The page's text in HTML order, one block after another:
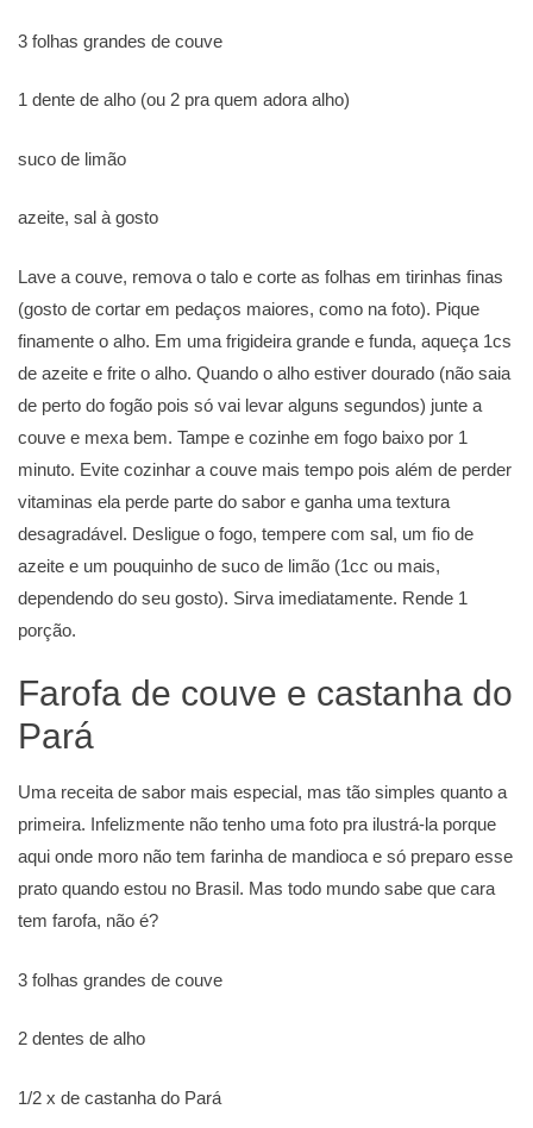
3 folhas grandes de couve
1 dente de alho (ou 2 pra quem adora alho)
suco de limão
azeite, sal à gosto
Lave a couve, remova o talo e corte as folhas em tirinhas finas
(gosto de cortar em pedaços maiores, como na foto). Pique
finamente o alho. Em uma frigideira grande e funda, aqueça 1cs
de azeite e frite o alho. Quando o alho estiver dourado (não saia
de perto do fogão pois só vai levar alguns segundos) junte a
couve e mexa bem. Tampe e cozinhe em fogo baixo por 1
minuto. Evite cozinhar a couve mais tempo pois além de perder
vitaminas ela perde parte do sabor e ganha uma textura
desagradável. Desligue o fogo, tempere com sal, um fio de
azeite e um pouquinho de suco de limão (1cc ou mais,
dependendo do seu gosto). Sirva imediatamente. Rende 1
porção.
Farofa de couve e castanha do
Pará
Uma receita de sabor mais especial, mas tão simples quanto a
primeira. Infelizmente não tenho uma foto pra ilustrá-la porque
aqui onde moro não tem farinha de mandioca e só preparo esse
prato quando estou no Brasil. Mas todo mundo sabe que cara
tem farofa, não é?
3 folhas grandes de couve
2 dentes de alho
1/2 x de castanha do Pará